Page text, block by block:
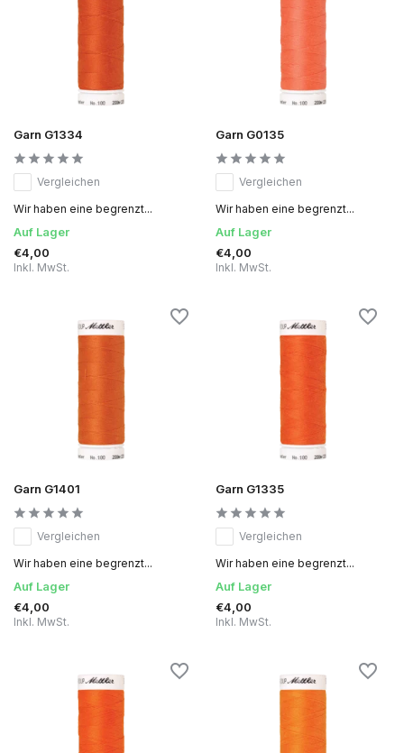
Garn G1334
Vergleichen
Wir haben eine begrenzt...
Auf Lager
€4,00
Inkl. MwSt.
Garn G0135
Vergleichen
Wir haben eine begrenzt...
Auf Lager
€4,00
Inkl. MwSt.
Garn G1401
Vergleichen
Wir haben eine begrenzt...
Auf Lager
€4,00
Inkl. MwSt.
Garn G1335
Vergleichen
Wir haben eine begrenzt...
Auf Lager
€4,00
Inkl. MwSt.